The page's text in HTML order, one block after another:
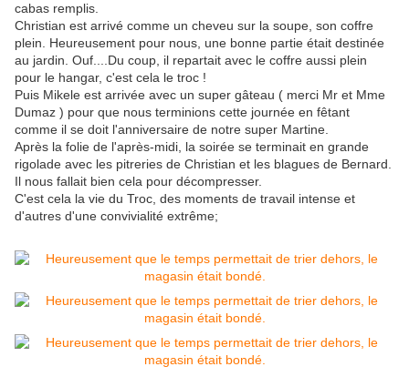
cabas remplis.
Christian est arrivé comme un cheveu sur la soupe, son coffre
plein. Heureusement pour nous, une bonne partie était destinée
au jardin. Ouf....Du coup, il repartait avec le coffre aussi plein
pour le hangar, c'est cela le troc !
Puis Mikele est arrivée avec un super gâteau ( merci Mr et Mme
Dumaz ) pour que nous terminions cette journée en fêtant
comme il se doit l'anniversaire de notre super Martine.
Après la folie de l'après-midi, la soirée se terminait en grande
rigolade avec les pitreries de Christian et les blagues de Bernard.
Il nous fallait bien cela pour décompresser.
C'est cela la vie du Troc, des moments de travail intense et
d'autres d'une convivialité extrême;